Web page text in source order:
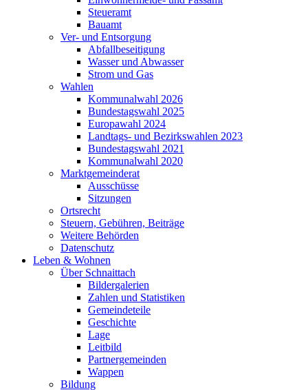
Steueramt
Bauamt
Ver- und Entsorgung
Abfallbeseitigung
Wasser und Abwasser
Strom und Gas
Wahlen
Kommunalwahl 2026
Bundestagswahl 2025
Europawahl 2024
Landtags- und Bezirkswahlen 2023
Bundestagswahl 2021
Kommunalwahl 2020
Marktgemeinderat
Ausschüsse
Sitzungen
Ortsrecht
Steuern, Gebühren, Beiträge
Weitere Behörden
Datenschutz
Leben & Wohnen
Über Schnaittach
Bildergalerien
Zahlen und Statistiken
Gemeindeteile
Geschichte
Lage
Leitbild
Partnergemeinden
Wappen
Bildung